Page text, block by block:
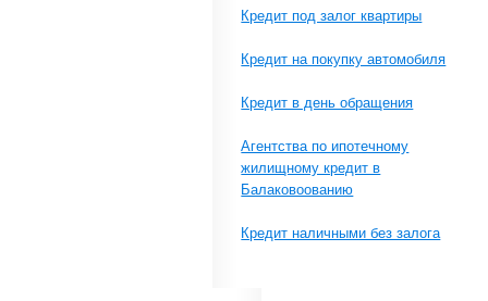
Кредит под залог квартиры
Кредит на покупку автомобиля
Кредит в день обращения
Агентства по ипотечному
жилищному кредит в
Балаковоованию
Кредит наличными без залога
в
Приветствуем
тебя,
пожиратель
просторов